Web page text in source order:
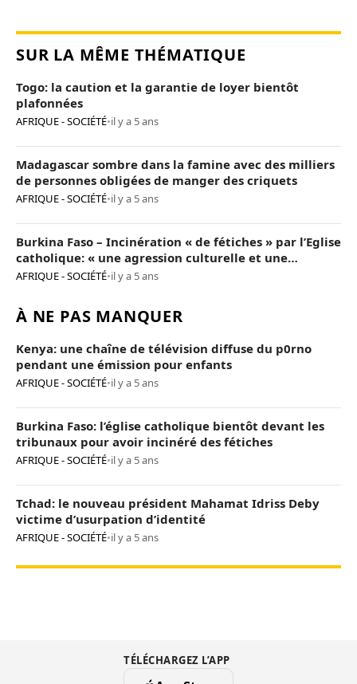
SUR LA MÊME THÉMATIQUE
Togo: la caution et la garantie de loyer bientôt
plafonnées
AFRIQUE - SOCIÉTÉ•il y a 5 ans
Madagascar sombre dans la famine avec des milliers
de personnes obligées de manger des criquets
AFRIQUE - SOCIÉTÉ•il y a 5 ans
Burkina Faso – Incinération « de fétiches » par l’Eglise
catholique: « une agression culturelle et une
provocation de trop »
AFRIQUE - SOCIÉTÉ•il y a 5 ans
À NE PAS MANQUER
Kenya: une chaîne de télévision diffuse du p0rno
pendant une émission pour enfants
AFRIQUE - SOCIÉTÉ•il y a 5 ans
Burkina Faso: l’église catholique bientôt devant les
tribunaux pour avoir incinéré des fétiches
AFRIQUE - SOCIÉTÉ•il y a 5 ans
Tchad: le nouveau président Mahamat Idriss Deby
victime d’usurpation d’identité
AFRIQUE - SOCIÉTÉ•il y a 5 ans
TÉLÉCHARGEZ L’APP